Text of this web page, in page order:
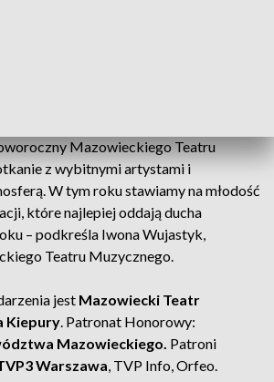
Mazowieckiego Teatru
z wybitnymi artystami i
W tym roku stawiamy na młodość
które najlepiej oddają ducha
– podkreśla Iwona Wujastyk,
Teatru Muzycznego.
jest Mazowiecki Teatr
Kiepury. Patronat Honorowy:
Mazowieckiego. Patroni
Warszawa, TVP Info, Orfeo.